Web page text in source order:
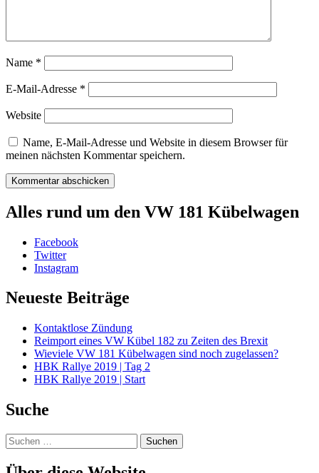
Name *
E-Mail-Adresse *
Website
Name, E-Mail-Adresse und Website in diesem Browser für
meinen nächsten Kommentar speichern.
Alles rund um den VW 181 Kübelwagen
Facebook
Twitter
Instagram
Neueste Beiträge
Kontaktlose Zündung
Reimport eines VW Kübel 182 zu Zeiten des Brexit
Wieviele VW 181 Kübelwagen sind noch zugelassen?
HBK Rallye 2019 | Tag 2
HBK Rallye 2019 | Start
Suche
Suchen
nach: